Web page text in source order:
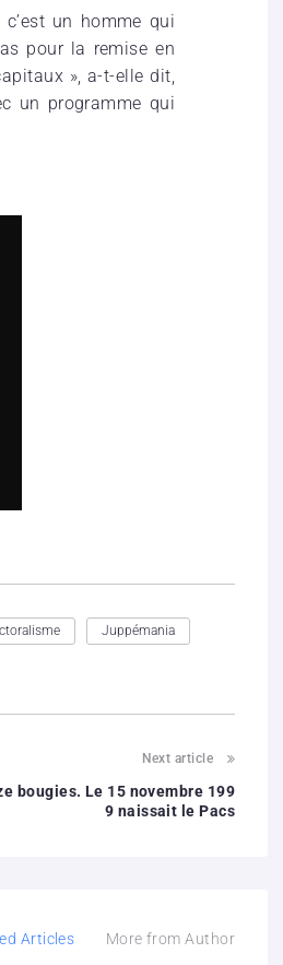
c’est un homme qui
pour la remise en
», a-t-elle dit,
un programme qui
Juppémania
Next article
bougies. Le 15 novembre 199
9 naissait le Pacs
Articles More from Author